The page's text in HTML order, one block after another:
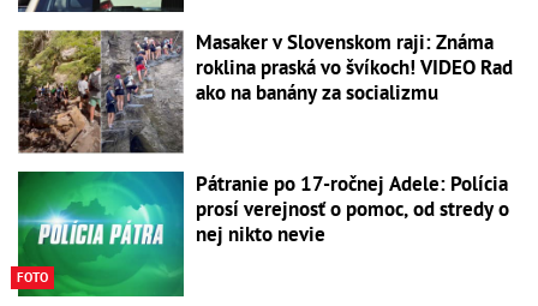
Masaker v Slovenskom raji: Známa
roklina praská vo švíkoch! VIDEO Rad
ako na banány za socializmu
FOTO
Pátranie po 17-ročnej Adele: Polícia
prosí verejnosť o pomoc, od stredy o
nej nikto nevie